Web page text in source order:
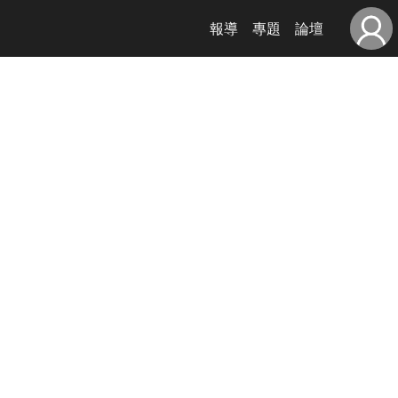
報導 專題 論壇